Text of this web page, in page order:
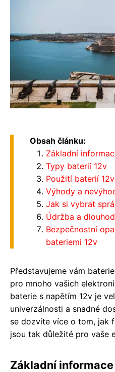
Obsah článku:
Základní
Typy baterií 12v
Použití baterií 12v
Výhody a
Jak si vybrat
Údržba a
Bezpečnostní
bateriemi 12v
Představujeme vám
pro mnoho vašich
baterie s napětím 12v je
univerzálnosti a snadné
se dozvíte více o tom, jak
jsou tak důležité pro vaše
Základní